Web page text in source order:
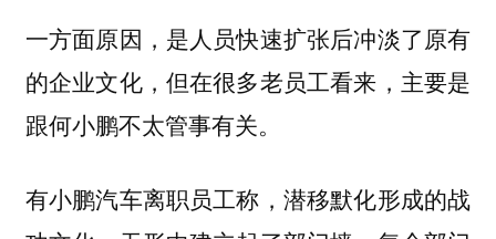
一方面原因，是人员快速扩张后冲淡了原有
的企业文化，但在很多老员工看来，主要是
跟何小鹏不太管事有关。
有小鹏汽车离职员工称，潜移默化形成的战